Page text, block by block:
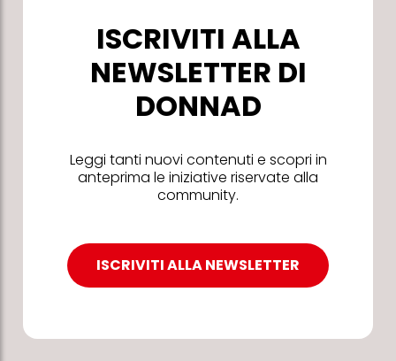
ISCRIVITI ALLA
NEWSLETTER DI
DONNAD
Leggi tanti nuovi contenuti e scopri in
anteprima le iniziative riservate alla
community.
ISCRIVITI ALLA NEWSLETTER